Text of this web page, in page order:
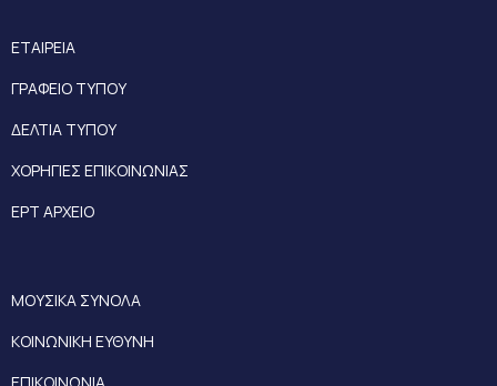
ΕΤΑΙΡΕΙΑ
ΓΡΑΦΕΙΟ ΤΥΠΟΥ
ΔΕΛΤΙΑ ΤΥΠΟΥ
ΧΟΡΗΓΙΕΣ ΕΠΙΚΟΙΝΩΝΙΑΣ
ΕΡΤ ΑΡΧΕΙΟ
ΜΟΥΣΙΚΑ ΣΥΝΟΛΑ
ΚΟΙΝΩΝΙΚΗ ΕΥΘΥΝΗ